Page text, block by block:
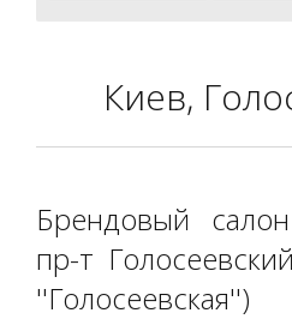
Киев,
Брендовый
пр-т
''Голосеевская'')